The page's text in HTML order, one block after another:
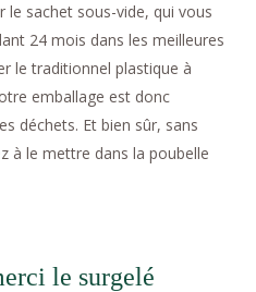
sachet sous-vide, qui vous
24 mois dans les meilleures
le traditionnel plastique à
emballage est donc
déchets. Et bien sûr, sans
à le mettre dans la poubelle
le surgelé